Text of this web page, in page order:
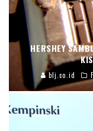
HERSHEY
blj.co.id